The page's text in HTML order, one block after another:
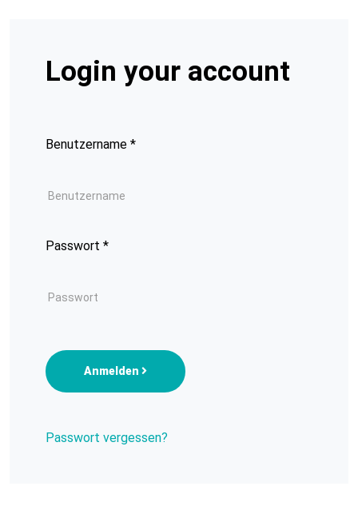
Login your account
Benutzername *
Passwort *
Anmelden
Passwort vergessen?